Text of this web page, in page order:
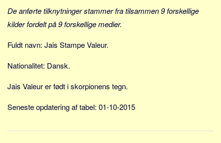
Praktisk
Alle
Meta
Dokumenttyper
Skribenter
Personer
De anførte tilknytninger stammer fra tilsammen 9 forskellige
kilder fordelt på 9 forskellige medier.
Fuldt navn: Jais Stampe Valeur.
Nationalitet: Dansk.
Jais Valeur er født i skorpionens tegn.
Seneste opdatering af tabel: 01-10-2015